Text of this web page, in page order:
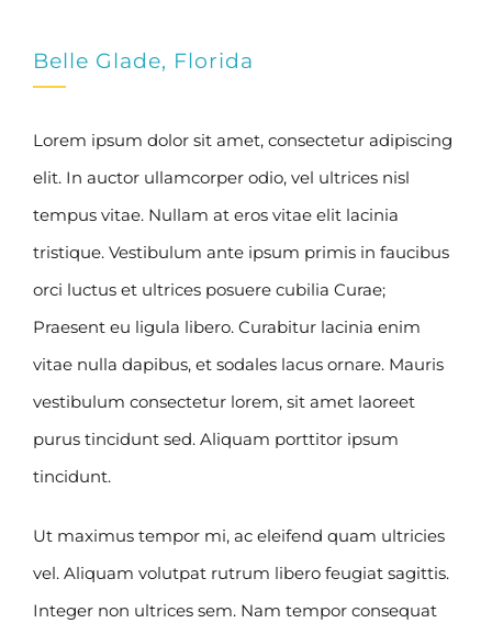
Belle Glade, Florida
Lorem ipsum dolor sit amet, consectetur adipiscing
elit. In auctor ullamcorper odio, vel ultrices nisl
tempus vitae. Nullam at eros vitae elit lacinia
tristique. Vestibulum ante ipsum primis in faucibus
orci luctus et ultrices posuere cubilia Curae;
Praesent eu ligula libero. Curabitur lacinia enim
vitae nulla dapibus, et sodales lacus ornare. Mauris
vestibulum consectetur lorem, sit amet laoreet
purus tincidunt sed. Aliquam porttitor ipsum
tincidunt.
Ut maximus tempor mi, ac eleifend quam ultricies
vel. Aliquam volutpat rutrum libero feugiat sagittis.
Integer non ultrices sem. Nam tempor consequat